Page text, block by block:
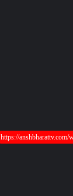
https://